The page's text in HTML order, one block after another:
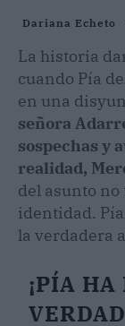
Dariana Echeto
La historia
cuando Pía
en una
señora
sospechas y
realidad,
del asunto
identidad.
la verdadera
¡PÍA